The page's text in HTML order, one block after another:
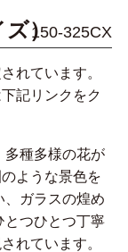
ズ）150-325CX
れています。
記リンクをク
多種多様の花が
ような景色を
、ガラスの煌め
とつひとつ丁寧
れています。